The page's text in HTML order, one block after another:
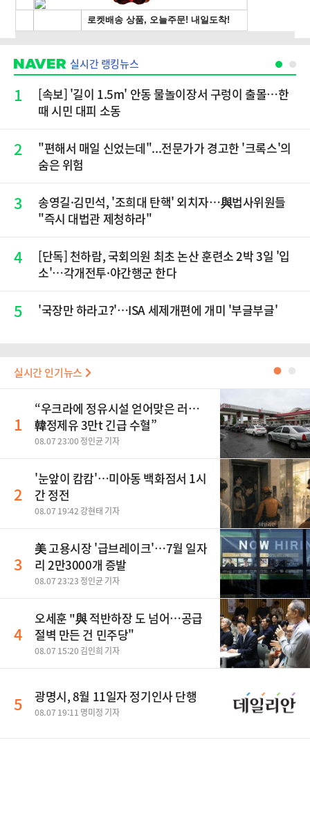
실시간 랭킹뉴스
1
[속보] '길이 1.5m' 안동 물놀이장서 구렁이 출몰…한
때 시민 대피 소동
2
"편해서 매일 신었는데"...전문가가 경고한 '크록스'의
숨은 위험
3
송영길·김민석, '조희대 탄핵' 외치자…與법사위원들
"즉시 대법관 제청하라"
4
[단독] 천하람, 국회의원 최초 논산 훈련소 2박 3일 '입
소'…각개전투·야간행군 한다
5 '국장만 하라고?'…ISA 세제개편에 개미 '부글부글'
실시간 인기뉴스 ●
1
“우크라에 정유시설 얻어맞은 러…
韓정제유 3만t 긴급 수혈”
08.07 23:00 정인균 기자
2
'눈앞이 캄캄'…미아동 백화점서 1시
간 정전
08.07 19:42 강현태 기자
3
美 고용시장 '급브레이크'…7월 일자
리 2만3000개 증발
08.07 23:23 정인균 기자
4
오세훈 "與 적반하장 도 넘어…공급
절벽 만든 건 민주당"
08.07 15:20 김인희 기자
5 광명시, 8월 11일자 정기인사 단행
08.07 19:11 명미정 기자